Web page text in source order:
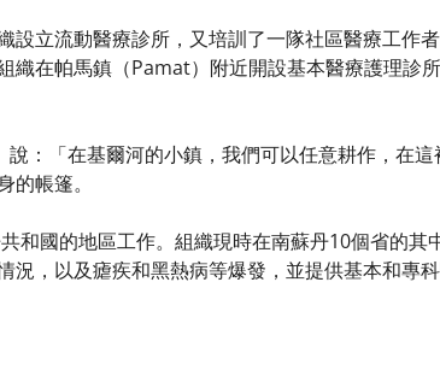
設立流動醫療診所，又培訓了一隊社區醫療工作
織在帕馬鎮（Pamat）附近開設基本醫療護理診
：「在基爾河的小鎮，我們可以任意耕作，在這
帳篷。
和國的地區工作。組織現時在南蘇丹10個省的其
，以及瘧疾和黑熱病等爆發，並提供基本和專科